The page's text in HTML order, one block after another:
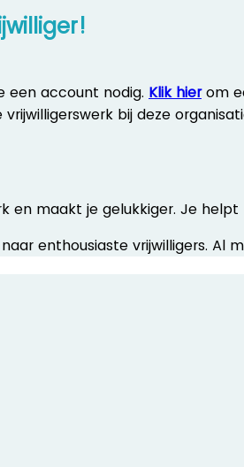
een account nodig. Klik hierom
bij deze
en maakt je gelukkiger. Je
enthousiaste vrijwilligers.